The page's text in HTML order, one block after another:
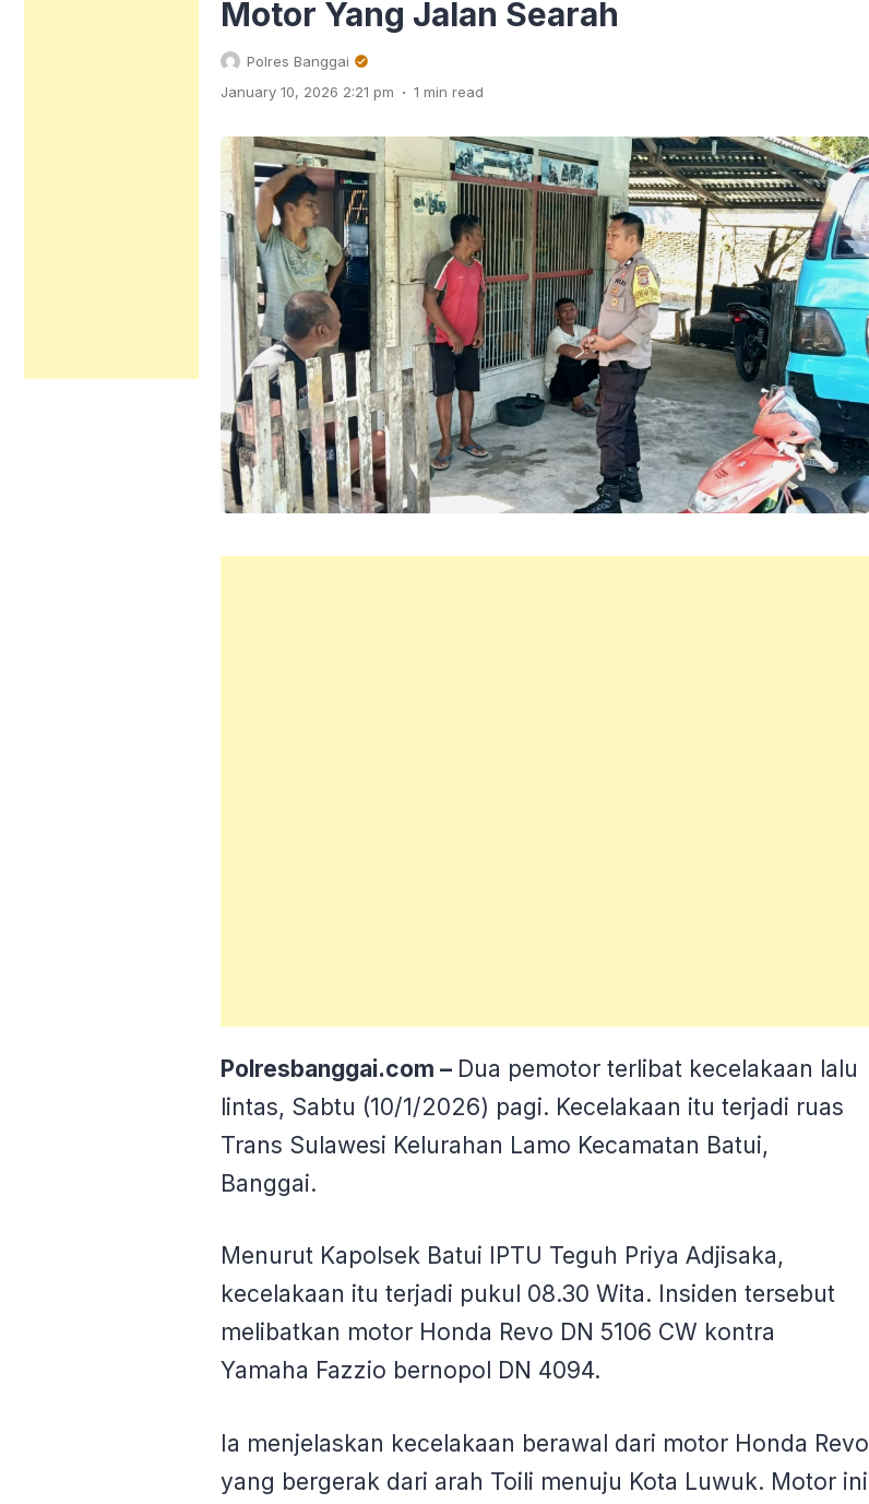
Motor Yang Jalan Searah
Polres Banggai
January 10, 2026 2:21 pm . 1 min read
Polresbanggai.com – Dua pemotor terlibat kecelakaan lalu
lintas, Sabtu (10/1/2026) pagi. Kecelakaan itu terjadi ruas
Trans Sulawesi Kelurahan Lamo Kecamatan Batui,
Banggai.
Menurut Kapolsek Batui IPTU Teguh Priya Adjisaka,
kecelakaan itu terjadi pukul 08.30 Wita. Insiden tersebut
melibatkan motor Honda Revo DN 5106 CW kontra
Yamaha Fazzio bernopol DN 4094.
Ia menjelaskan kecelakaan berawal dari motor Honda Revo
yang bergerak dari arah Toili menuju Kota Luwuk. Motor ini